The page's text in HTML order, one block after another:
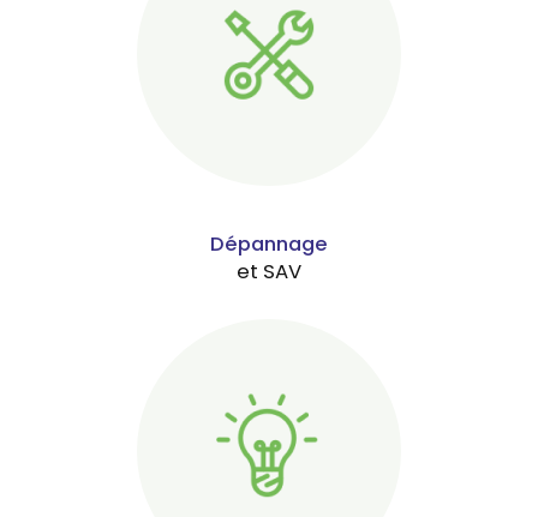
Dépannage
et SAV